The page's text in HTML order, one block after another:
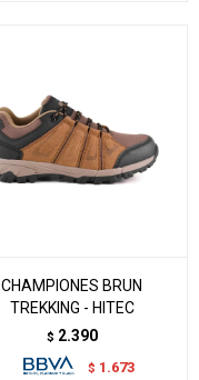
CHAMPIONES BRUN
TREKKING - HITEC
$ 2.390
$ 1.673